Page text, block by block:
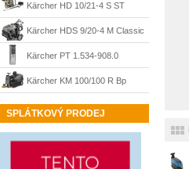
vysokotlaký čistič 1.173-912.0
Kärcher HD 10/21-4 S ST
Classic vysokotlaký čistič
1.367-411.0
Kärcher HDS 9/20-4 M Classic
vysokotlaký čistič 1.030-910.0
Kärcher PT 1.534-908.0
Kärcher KM 100/100 R Bp
zametací stroj 1.280-103.0
SPLÁTKOVÝ PRODEJ